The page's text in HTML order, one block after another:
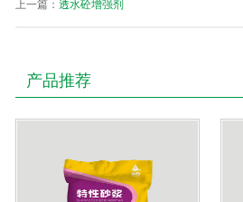
上一篇： 透水砼增强剂
产品推荐